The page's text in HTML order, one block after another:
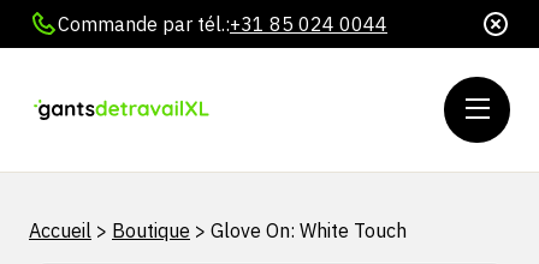
Commande par tél.:+31 85 024 0044
Accueil > Boutique > Glove On: White Touch